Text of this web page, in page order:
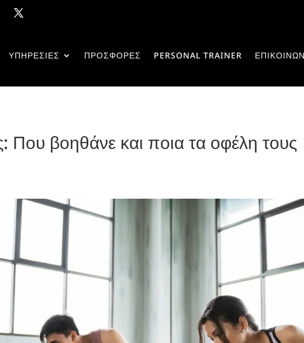
ΥΠΗΡΕΣΙΕΣ ΠΡΟΣΦΟΡΕΣ PERSONAL TRAINER
Που βοηθάνε και ποια τα οφέλη τους